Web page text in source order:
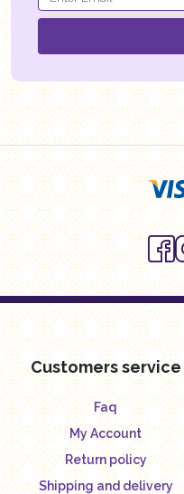
Customers service
Faq
My Account
Return policy
Shipping and delivery